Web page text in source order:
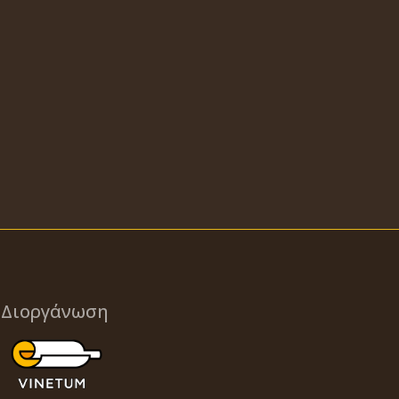
Διοργάνωση